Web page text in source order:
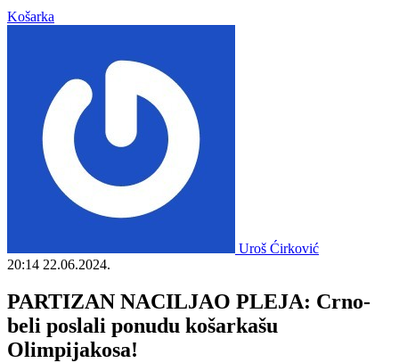
Košarka
Uroš Ćirković
20:14 22.06.2024.
PARTIZAN NACILJAO PLEJA: Crno-
beli poslali ponudu košarkašu
Olimpijakosa!